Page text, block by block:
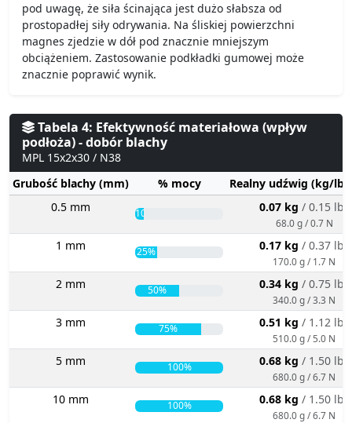
pod uwagę, że siła ścinająca jest dużo słabsza od
prostopadłej siły odrywania. Na śliskiej powierzchni
magnes zjedzie w dół pod znacznie mniejszym
obciążeniem. Zastosowanie podkładki gumowej może
znacznie poprawić wynik.
Tabela 4: Efektywność materiałowa (wpływ
podłoża) - dobór blachy
MPL 15x2x30 / N38
Grubość blachy (mm)
% mocy
Realny udźwig (kg/
0.5 mm
10% 0.07 kg / 0.15 lbs
68.0 g / 0.7 N
1 mm 25% 0.17 kg / 0.37 lbs
170.0 g / 1.7 N
2 mm 50% 0.34 kg / 0.75 lbs
340.0 g / 3.3 N
3 mm 75% 0.51 kg / 1.12 lbs
510.0 g / 5.0 N
5 mm 100% 0.68 kg / 1.50 lbs
680.0 g / 6.7 N
10 mm 100% 0.68 kg / 1.50 lbs
680.0 g / 6.7 N